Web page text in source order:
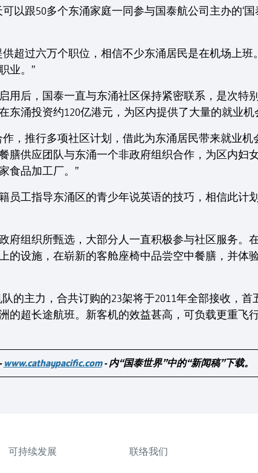
以跟50多个东涌家庭一同参与国泰航公司主办的‘国
超过六万个职位，相信不少东涌居民是在机场上班
业。”
用后，国泰一直与东涌社区保持紧密联系，是次特
东涌投资约120亿港元，为区内提供了大量的就业机
，推行多项社区计划，借此为东涌居民带来就业机
膳供应团队与东涌一个非政府组织合作，为区内妇
食品加工厂。”
员工指导东涌区的青少年说英语的技巧，相信此计
府组织所甄选，大部分人一直积极参与社区服务。
的设施，在崭新的客舱座椅中品尝空中餐膳，并体
的主力，合共订购的23架将于2011年全部接收，
的超长途航班。新客机的效益甚高，可负载更重飞
www.cathaypacific.com- 内“国泰世界”中的“新闻稿”下载。
可持续发展 联络我们